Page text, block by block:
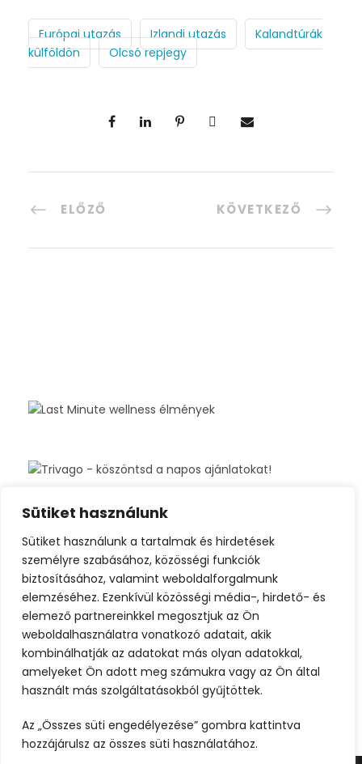
Sütiket használunk
Sütiket használunk a tartalmak és hirdetések
személyre szabásához, közösségi funkciók
biztosításához, valamint weboldalforgalmunk
elemzéséhez. Ezenkívül közösségi média-, hirdető- és
elemező partnereinkkel megosztjuk az Ön
weboldalhasználatra vonatkozó adatait, akik
kombinálhatják az adatokat más olyan adatokkal,
amelyeket Ön adott meg számukra vagy az Ön által
használt más szolgáltatásokból gyűjtöttek.
Az „Összes süti engedélyezése” gombra kattintva
hozzájárulsz az összes süti használatához.
Európai utazás Izlandi utazás
Kalandtúrák
külföldön
Olcsó repjegy
ELŐZŐ KÖVETKEZŐ